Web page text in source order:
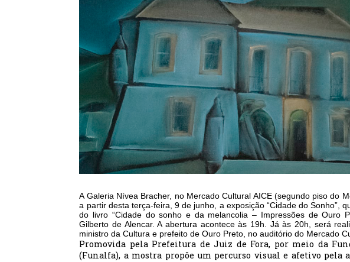
A Galeria Nívea Bracher, no Mercado Cultural AICE (segundo piso do
a partir desta terça-feira, 9 de junho, a exposição “Cidade do Sonho”,
do livro “Cidade do sonho e da melancolia – Impressões de Ouro
Gilberto de Alencar. A abertura acontece às 19h. Já às 20h, será
ministro da Cultura e prefeito de Ouro Preto, no auditório do Mercado
Promovida pela Prefeitura de Juiz de Fora, por meio da
(Funalfa), a mostra propõe um percurso visual e afetivo pela